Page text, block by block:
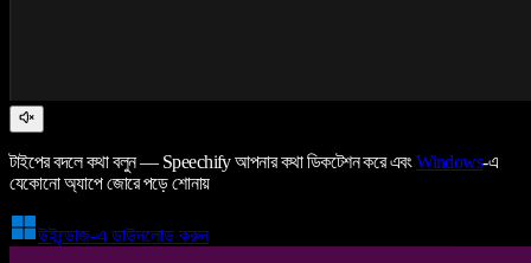
টাইপের বদলে কথা বলুন — Speechify আপনার কথা ডিকটেশন করে এবংWindows-এ
যেকোনো অ্যাপে জোরে পড়ে শোনায়
উইন্ডোজ-এ ডাউনলোড করুন